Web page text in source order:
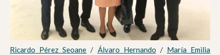
Ricardo Pérez Seoane / Álvaro Hernando / María Emilia